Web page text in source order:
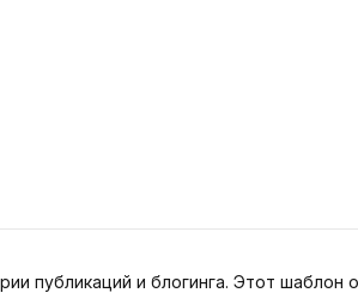
публикаций и блогинга. Этот шаблон